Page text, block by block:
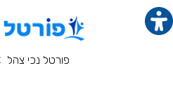
פורטל נכי צהל